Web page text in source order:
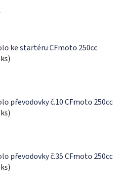
ke startéru CFmoto 250cc
převodovky č.10 CFmoto 250cc
převodovky č.35 CFmoto 250cc